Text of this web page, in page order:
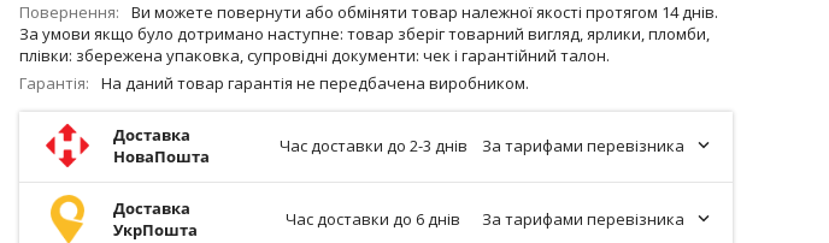
Повернення
Ви можете повернути або обміняти товар належної якості протягом 14 днів.
За умови якщо було дотримано наступне: товар зберіг товарний вигляд, ярлики, пломби,
плівки: збережена упаковка, супровідні документи: чек і гарантійний талон.
Гарантія
На даний товар гарантія не передбачена виробником.
Доставка
НоваПошта
Час доставки до 2-3 днів За тарифами перевізника
Доставка
УкрПошта
Час доставки до 6 днів За тарифами перевізника